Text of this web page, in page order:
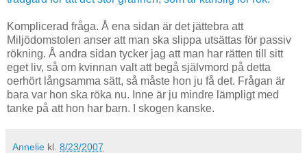
Komplicerad fråga. Å ena sidan är det jättebra att
Miljödomstolen anser att man ska slippa utsättas för passiv
rökning. Å andra sidan tycker jag att man har rätten till sitt
eget liv, så om kvinnan valt att begå självmord på detta
oerhört långsamma sätt, så måste hon ju få det. Frågan är
bara var hon ska röka nu. Inne är ju mindre lämpligt med
tanke på att hon har barn. I skogen kanske.
Annelie kl. 8/23/2007